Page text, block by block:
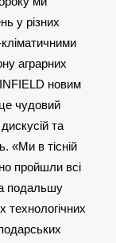
у різних
кліматичними
аграрних
новим
чудовий
та
«Ми в тісній
пройшли всі
подальшу
технологічних